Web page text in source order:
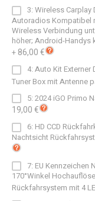
3: Wireless
Autoradios Kompatibel
Wireless Verbindung
höher; Android-Handys
+ 86,00 €
4: Auto Kit
Tuner Box mit Antenne
5: 2024 iGO Primo
19,00 €
6: HD CCD
Nachtsicht
7: EU Kennzeichen
170°Winkel
Rückfahrsystem mit 4